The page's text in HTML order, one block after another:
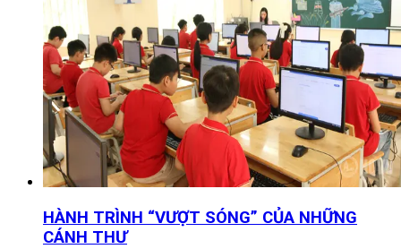
HÀNH TRÌNH “VƯỢT SÓNG” CỦA NHỮNG
CÁNH THƯ